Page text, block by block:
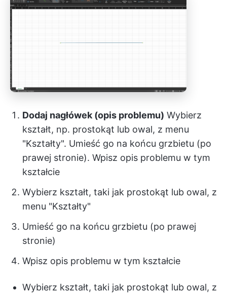
Dodaj nagłówek (opis problemu) Wybierz
kształt, np. prostokąt lub owal, z menu
"Kształty". Umieść go na końcu grzbietu (po
prawej stronie). Wpisz opis problemu w tym
kształcie
Wybierz kształt, taki jak prostokąt lub owal, z
menu "Kształty"
Umieść go na końcu grzbietu (po prawej
stronie)
Wpisz opis problemu w tym kształcie
Wybierz kształt, taki jak prostokąt lub owal, z